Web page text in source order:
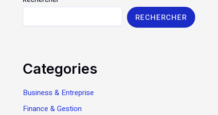
RECHERCHER
Categories
Business & Entreprise
Finance & Gestion